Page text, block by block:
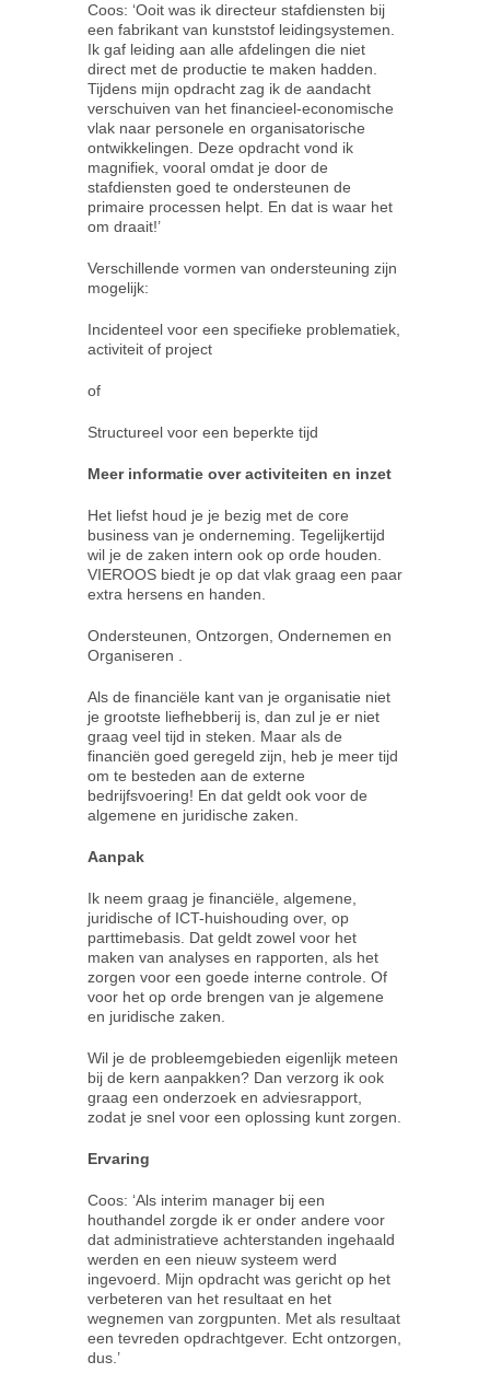
Coos: ‘Ooit was ik directeur stafdiensten bij
een fabrikant van kunststof leidingsystemen.
Ik gaf leiding aan alle afdelingen die niet
direct met de productie te maken hadden.
Tijdens mijn opdracht zag ik de aandacht
verschuiven van het financieel-economische
vlak naar personele en organisatorische
ontwikkelingen. Deze opdracht vond ik
magnifiek, vooral omdat je door de
stafdiensten goed te ondersteunen de
primaire processen helpt. En dat is waar het
om draait!’
Verschillende vormen van ondersteuning zijn
mogelijk:
Incidenteel voor een specifieke problematiek,
activiteit of project
of
Structureel voor een beperkte tijd
Meer informatie over activiteiten en inzet
Het liefst houd je je bezig met de core
business van je onderneming. Tegelijkertijd
wil je de zaken intern ook op orde houden.
VIEROOS biedt je op dat vlak graag een paar
extra hersens en handen.
Ondersteunen, Ontzorgen, Ondernemen en
Organiseren .
Als de financiële kant van je organisatie niet
je grootste liefhebberij is, dan zul je er niet
graag veel tijd in steken. Maar als de
financiën goed geregeld zijn, heb je meer tijd
om te besteden aan de externe
bedrijfsvoering! En dat geldt ook voor de
algemene en juridische zaken.
Aanpak
Ik neem graag je financiële, algemene,
juridische of ICT-huishouding over, op
parttimebasis. Dat geldt zowel voor het
maken van analyses en rapporten, als het
zorgen voor een goede interne controle. Of
voor het op orde brengen van je algemene
en juridische zaken.
Wil je de probleemgebieden eigenlijk meteen
bij de kern aanpakken? Dan verzorg ik ook
graag een onderzoek en adviesrapport,
zodat je snel voor een oplossing kunt zorgen.
Ervaring
Coos: ‘Als interim manager bij een
houthandel zorgde ik er onder andere voor
dat administratieve achterstanden ingehaald
werden en een nieuw systeem werd
ingevoerd. Mijn opdracht was gericht op het
verbeteren van het resultaat en het
wegnemen van zorgpunten. Met als resultaat
een tevreden opdrachtgever. Echt ontzorgen,
dus.’